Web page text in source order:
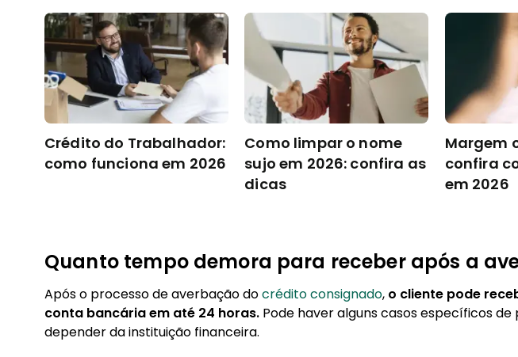
Crédito do Trabalhador:
como funciona em 2026
Como limpar o nome
sujo em 2026: confira as
dicas
Margem
confira
em 2026
Quanto tempo demora para receber após a
Após o processo de averbação docrédito consignado, o cliente pode
conta bancária em até 24 horas. Pode haver alguns casos específicos de
depender da instituição financeira.